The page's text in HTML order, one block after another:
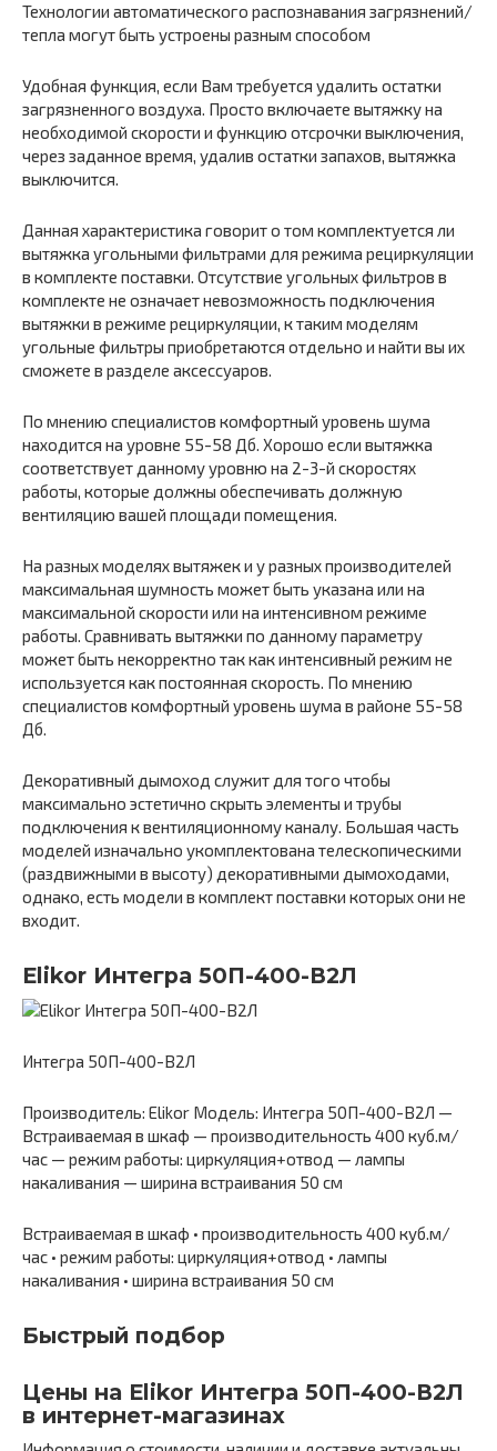
Технологии автоматического распознавания загрязнений/
тепла могут быть устроены разным способом
Удобная функция, если Вам требуется удалить остатки
загрязненного воздуха. Просто включаете вытяжку на
необходимой скорости и функцию отсрочки выключения,
через заданное время, удалив остатки запахов, вытяжка
выключится.
Данная характеристика говорит о том комплектуется ли
вытяжка угольными фильтрами для режима рециркуляции
в комплекте поставки. Отсутствие угольных фильтров в
комплекте не означает невозможность подключения
вытяжки в режиме рециркуляции, к таким моделям
угольные фильтры приобретаются отдельно и найти вы их
сможете в разделе аксессуаров.
По мнению специалистов комфортный уровень шума
находится на уровне 55-58 Дб. Хорошо если вытяжка
соответствует данному уровню на 2-3-й скоростях
работы, которые должны обеспечивать должную
вентиляцию вашей площади помещения.
На разных моделях вытяжек и у разных производителей
максимальная шумность может быть указана или на
максимальной скорости или на интенсивном режиме
работы. Сравнивать вытяжки по данному параметру
может быть некорректно так как интенсивный режим не
используется как постоянная скорость. По мнению
специалистов комфортный уровень шума в районе 55-58
Дб.
Декоративный дымоход служит для того чтобы
максимально эстетично скрыть элементы и трубы
подключения к вентиляционному каналу. Большая часть
моделей изначально укомплектована телескопическими
(раздвижными в высоту) декоративными дымоходами,
однако, есть модели в комплект поставки которых они не
входит.
Elikor Интегра 50П-400-В2Л
Интегра 50П-400-В2Л
Производитель: Elikor Модель: Интегра 50П-400-В2Л —
Встраиваемая в шкаф — производительность 400 куб.м/
час — режим работы: циркуляция+отвод — лампы
накаливания — ширина встраивания 50 см
Встраиваемая в шкаф • производительность 400 куб.м/
час • режим работы: циркуляция+отвод • лампы
накаливания • ширина встраивания 50 см
Быстрый подбор
Цены на Elikor Интегра 50П-400-В2Л
в интернет-магазинах